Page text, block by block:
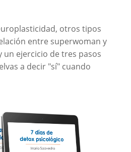
otros tipos
entre superwoman y
un ejercicio de tres pasos
a decir "sí" cuando